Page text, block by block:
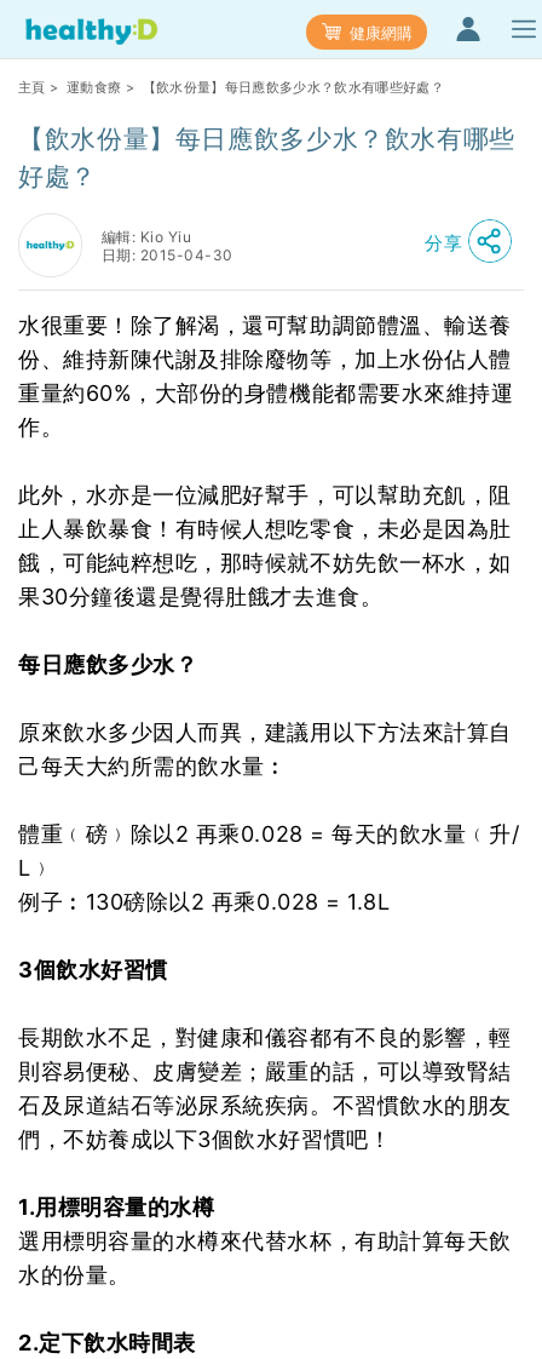
健康網購
主頁 > 運動食療 > 【飲水份量】每日應飲多少水？飲水有哪些好處？
【飲水份量】每日應飲多少水？飲水有哪些
好處？
編輯: Kio Yiu
日期: 2015-04-30
分享
水很重要！除了解渴，還可幫助調節體溫、輸送養
份、維持新陳代謝及排除廢物等，加上水份佔人體
重量約60%，大部份的身體機能都需要水來維持運
作。
此外，水亦是一位減肥好幫手，可以幫助充飢，阻
止人暴飲暴食！有時候人想吃零食，未必是因為肚
餓，可能純粹想吃，那時候就不妨先飲一杯水，如
果30分鐘後還是覺得肚餓才去進食。
每日應飲多少水？
原來飲水多少因人而異，建議用以下方法來計算自
己每天大約所需的飲水量︰
體重﹙磅﹚除以2 再乘0.028 = 每天的飲水量﹙升/
L﹚
例子︰130磅除以2 再乘0.028 = 1.8L
3個飲水好習慣
長期飲水不足，對健康和儀容都有不良的影響，輕
則容易便秘、皮膚變差；嚴重的話，可以導致腎結
石及尿道結石等泌尿系統疾病。不習慣飲水的朋友
們，不妨養成以下3個飲水好習慣吧！
1.用標明容量的水樽
選用標明容量的水樽來代替水杯，有助計算每天飲
水的份量。
2.定下飲水時間表